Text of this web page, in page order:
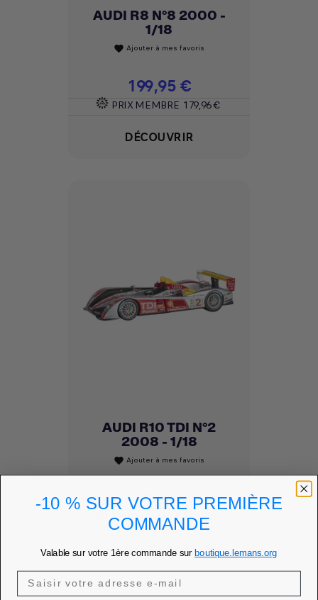
AUDI R8 N°8 2000 -
1/18
favorite Ajouter à mes favoris
Prix
199,95 €
PRIX MEMBRE 179,96 €
DÉCOUVRIR
AUDI R10 TDI N°2
2008 - 1/18
favorite Ajouter à mes favoris
Prix
199,95 €
PRIX MEMBRE 179,96 €
DÉCOUVRIR
-10 % SUR VOTRE PREMIÈRE
COMMANDE
Valable sur votre 1ère commande sur boutique.lemans.org